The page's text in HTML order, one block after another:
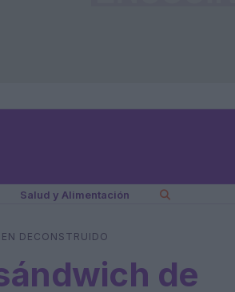
Salud y Alimentación
DECONSTRUIDO
de